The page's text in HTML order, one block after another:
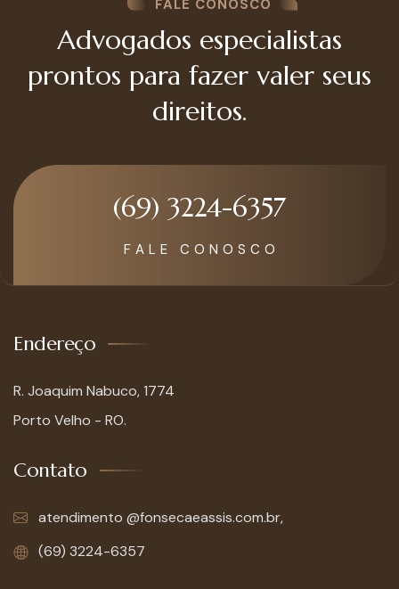
FALE CONOSCO
Advogados especialistas
prontos para fazer valer seus
direitos.
(69) 3224-6357
F A L E C O N O S C O
Endereço
R. Joaquim Nabuco, 1774
Porto Velho - RO.
Contato
atendimento @fonsecaeassis.com.br,
(69) 3224-6357